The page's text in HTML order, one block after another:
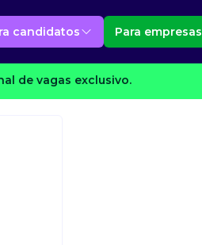
candidatos Para empresas
de vagas exclusivo.